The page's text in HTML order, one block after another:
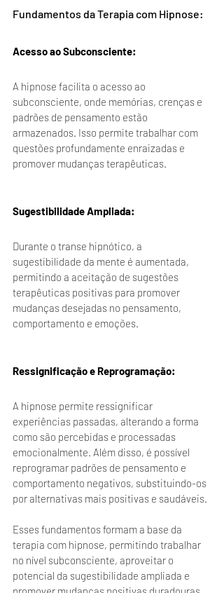
Fundamentos da Terapia com Hipnose:
Acesso ao Subconsciente:
A hipnose facilita o acesso ao
subconsciente, onde memórias, crenças e
padrões de pensamento estão
armazenados. Isso permite trabalhar com
questões profundamente enraizadas e
promover mudanças terapêuticas.
Sugestibilidade Ampliada:
Durante o transe hipnótico, a
sugestibilidade da mente é aumentada,
permitindo a aceitação de sugestões
terapêuticas positivas para promover
mudanças desejadas no pensamento,
comportamento e emoções.
Ressignificação e Reprogramação:
A hipnose permite ressignificar
experiências passadas, alterando a forma
como são percebidas e processadas
emocionalmente. Além disso, é possível
reprogramar padrões de pensamento e
comportamento negativos, substituindo-os
por alternativas mais positivas e saudáveis.
Esses fundamentos formam a base da
terapia com hipnose, permitindo trabalhar
no nível subconsciente, aproveitar o
potencial da sugestibilidade ampliada e